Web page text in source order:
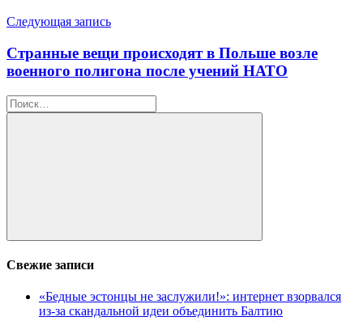
Следующая запись
Странные вещи происходят в Польше возле
военного полигона после учений НАТО
Найти:
Поиск
Свежие записи
«Бедные эстонцы не заслужили!»: интернет взорвался
из-за скандальной идеи объединить Балтию